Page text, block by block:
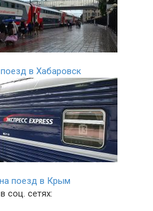
в Хабаровск
поезд в Крым
соц. сетях: